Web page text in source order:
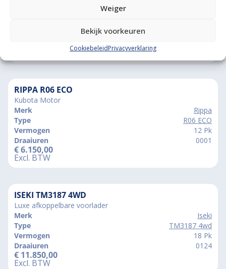
Weiger
Bekijk voorkeuren
CookiebeleidPrivacyverklaring
Incl. BTW / Marge
RIPPA R06 ECO
Kubota Motor
Merk
Rippa
Type
R06 ECO
Vermogen
12 Pk
Draaiuren
0001
€6.150,00
Excl. BTW
ISEKI TM3187 4WD
Luxe afkoppelbare voorlader
Merk
Iseki
Type
TM3187 4wd
Vermogen
18 Pk
Draaiuren
0124
€ 11.850,00
Excl. BTW